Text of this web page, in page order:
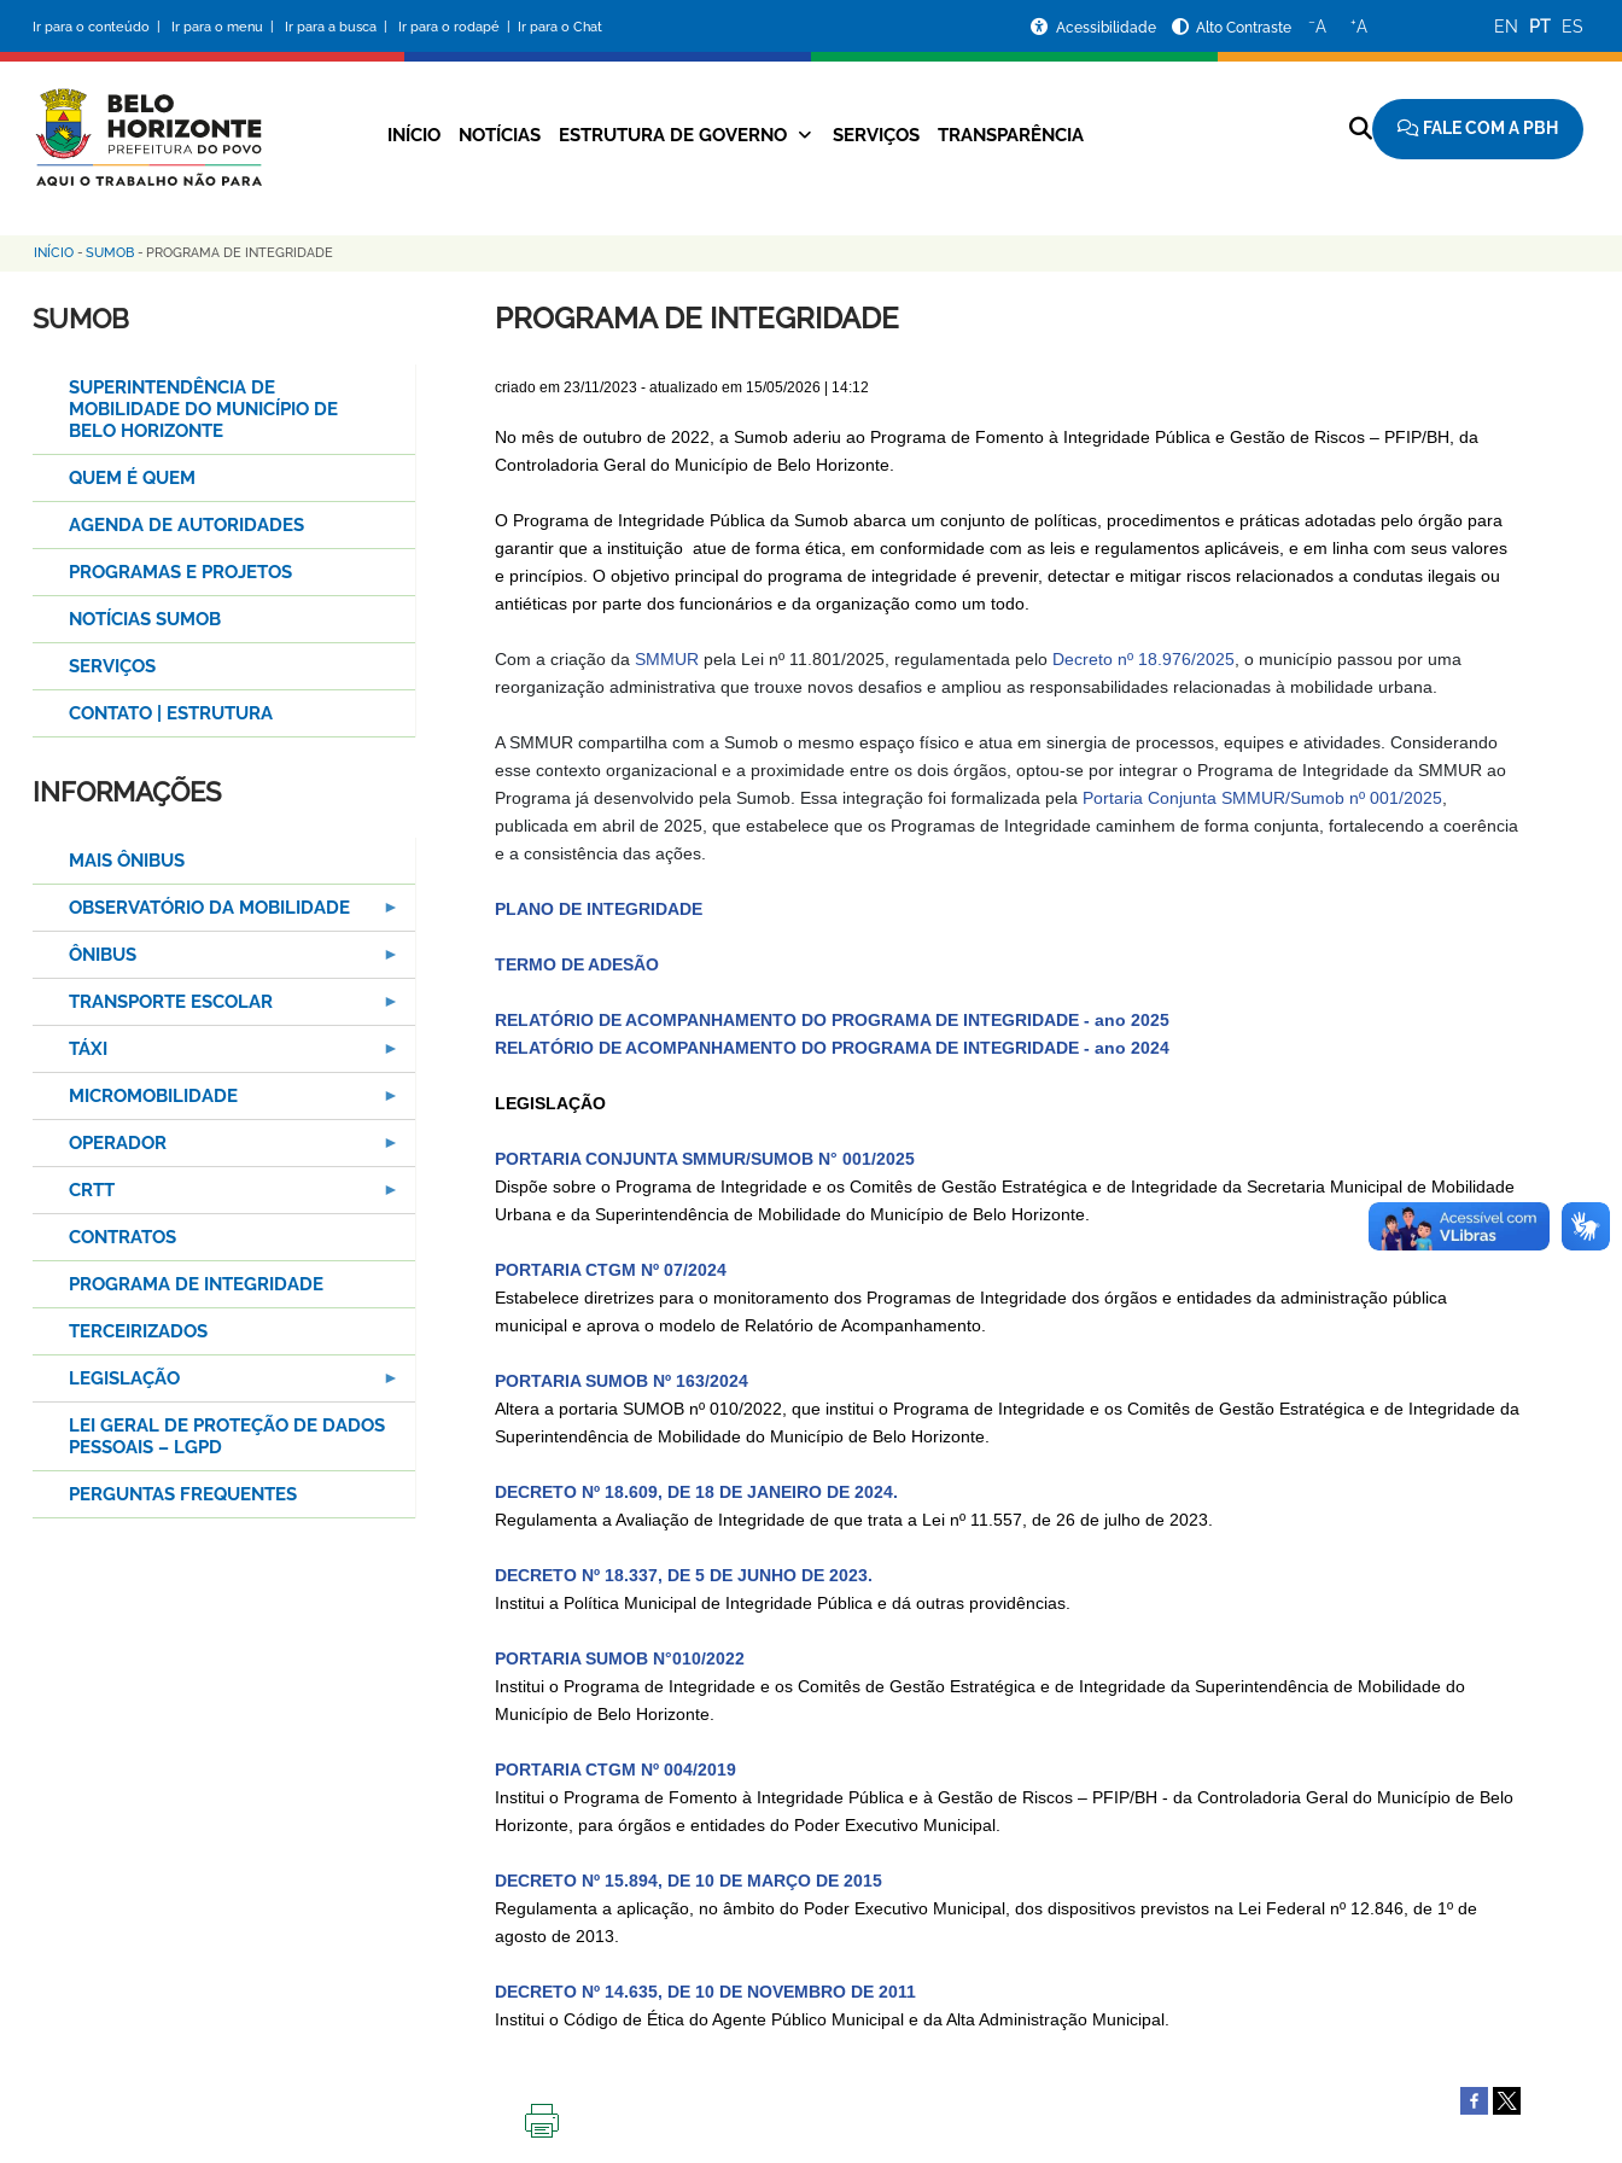
conteúdo
principal
Ir para o conteúdo | Ir para o menu | Ir para a busca | Ir para o rodapé | Ir para o Chat
da
Prefeitura
Acessibilidade Alto Contraste −A +A EN PT ES
Navegação
INÍCIO NOTÍCIAS ESTRUTURA DE GOVERNO SERVIÇOS TRANSPARÊNCIA FALE COM A PBH
Trilha
de
INÍCIO - SUMOB - PROGRAMA DE INTEGRIDADE
PROGRAMA DE INTEGRIDADE
criado em 23/11/2023- atualizado em 15/05/2026 | 14:12
No mês de outubro de 2022, a Sumob aderiu ao Programa de Fomento à Integridade Pública e Gestão de Riscos – PFIP/BH, da
Controladoria Geral do Município de Belo Horizonte.
O Programa de Integridade Pública da Sumob abarca um conjunto de políticas, procedimentos e práticas adotadas pelo órgão para
garantir que a instituição atue de forma ética, em conformidade com as leis e regulamentos aplicáveis, e em linha com seus valores
e princípios. O objetivo principal do programa de integridade é prevenir, detectar e mitigar riscos relacionados a condutas ilegais ou
antiéticas por parte dos funcionários e da organização como um todo.
Com a criação da SMMURpela Lei nº 11.801/2025, regulamentada peloDecreto nº 18.976/2025, o município passou por uma
reorganização administrativa que trouxe novos desafios e ampliou as responsabilidades relacionadas à mobilidade urbana.
A SMMUR compartilha com a Sumob o mesmo espaço físico e atua em sinergia de processos, equipes e atividades. Considerando
esse contexto organizacional e a proximidade entre os dois órgãos, optou-se por integrar o Programa de Integridade da SMMUR ao
Programa já desenvolvido pela Sumob. Essa integração foi formalizada pela Portaria Conjunta SMMUR/Sumob nº 001/2025,
publicada em abril de 2025, que estabelece que os Programas de Integridade caminhem de forma conjunta, fortalecendo a coerência
e a consistência das ações.
PLANO DE INTEGRIDADE
TERMO DE ADESÃO
RELATÓRIO DE ACOMPANHAMENTO DO PROGRAMA DE INTEGRIDADE - ano 2025
RELATÓRIO DE ACOMPANHAMENTO DO PROGRAMA DE INTEGRIDADE - ano 2024
LEGISLAÇÃO
PORTARIA CONJUNTA SMMUR/SUMOB N° 001/2025
Dispõe sobre o Programa de Integridade e os Comitês de Gestão Estratégica e de Integridade da Secretaria Municipal de Mobilidade
Urbana e da Superintendência de Mobilidade do Município de Belo Horizonte.
PORTARIA CTGM Nº 07/2024
Estabelece diretrizes para o monitoramento dos Programas de Integridade dos órgãos e entidades da administração pública
municipal e aprova o modelo de Relatório de Acompanhamento.
PORTARIA SUMOB Nº 163/2024
Altera a portaria SUMOB nº 010/2022, que institui o Programa de Integridade e os Comitês de Gestão Estratégica e de Integridade da
Superintendência de Mobilidade do Município de Belo Horizonte.
DECRETO Nº 18.609, DE 18 DE JANEIRO DE 2024.
Regulamenta a Avaliação de Integridade de que trata a Lei nº 11.557, de 26 de julho de 2023.
DECRETO Nº 18.337, DE 5 DE JUNHO DE 2023.
Institui a Política Municipal de Integridade Pública e dá outras providências.
PORTARIA SUMOB N°010/2022
Institui o Programa de Integridade e os Comitês de Gestão Estratégica e de Integridade da Superintendência de Mobilidade do
Município de Belo Horizonte.
PORTARIA CTGM Nº 004/2019
Institui o Programa de Fomento à Integridade Pública e à Gestão de Riscos – PFIP/BH - da Controladoria Geral do Município de Belo
Horizonte, para órgãos e entidades do Poder Executivo Municipal.
DECRETO Nº 15.894, DE 10 DE MARÇO DE 2015
Regulamenta a aplicação, no âmbito do Poder Executivo Municipal, dos dispositivos previstos na Lei Federal nº 12.846, de 1º de
agosto de 2013.
DECRETO Nº 14.635, DE 10 DE NOVEMBRO DE 2011
Institui o Código de Ética do Agente Público Municipal e da Alta Administração Municipal.
SUMOB
SUPERINTENDÊNCIA DE
MOBILIDADE DO MUNICÍPIO DE
BELO HORIZONTE
QUEM É QUEM
AGENDA DE AUTORIDADES
PROGRAMAS E PROJETOS
NOTÍCIAS SUMOB
SERVIÇOS
CONTATO | ESTRUTURA
INFORMAÇÕES
MAIS ÔNIBUS
OBSERVATÓRIO DA MOBILIDADE
ÔNIBUS
TRANSPORTE ESCOLAR
TÁXI
MICROMOBILIDADE
OPERADOR
CRTT
CONTRATOS
PROGRAMA DE INTEGRIDADE
TERCEIRIZADOS
LEGISLAÇÃO
LEI GERAL DE PROTEÇÃO DE DADOS
PESSOAIS – LGPD
PERGUNTAS FREQUENTES